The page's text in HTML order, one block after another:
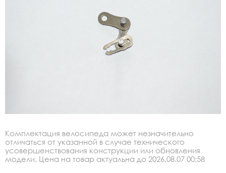
Комплектация велосипеда может незначительно
отличаться от указанной в случае технического
усовершенствования конструкции или обновления
модели. Цена на товар актуальна до 2026.08.07 00:58